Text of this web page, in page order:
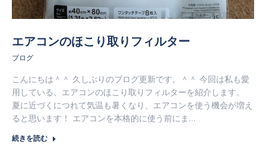
エアコンのほこり取りフィルター
ブログ
こんにちは＾＾ 久しぶりのブログ更新です。＾＾ 今回は私も愛
用している、エアコンのほこり取りフィルターを紹介します。
夏に近づくにつれて気温も暑くなり、エアコンを使う機会が増え
ると思います！ エアコンを本格的に使う前にま…
続きを読む